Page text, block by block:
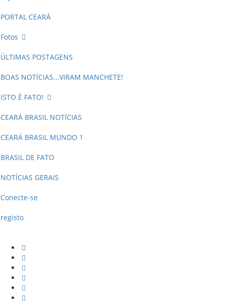
PORTAL CEARÁ
Fotos
ÚLTIMAS POSTAGENS
BOAS NOTÍCIAS...VIRAM MANCHETE!
ISTO É FATO!
CEARÁ BRASIL NOTÍCIAS
CEARÁ BRASIL MUNDO 1
BRASIL DE FATO
NOTÍCIAS GERAIS
Conecte-se
registo